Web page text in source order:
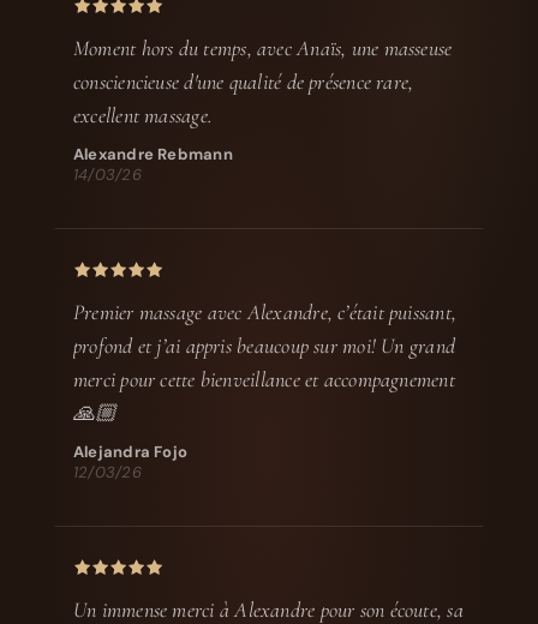
Moment hors du temps, avec Anaïs, une masseuse
consciencieuse d'une qualité de présence rare,
excellent massage.
Alexandre Rebmann
14/03/26
Premier massage avec Alexandre, c’était puissant,
profond et j’ai appris beaucoup sur moi! Un grand
merci pour cette bienveillance et accompagnement
🙏🏼
Alejandra Fojo
12/03/26
Un immense merci à Alexandre pour son écoute, sa